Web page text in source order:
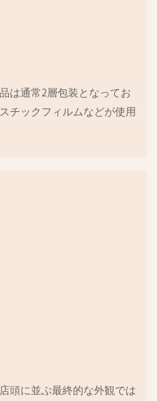
は通常2層包装となってお
チックフィルムなどが使用
頭に並ぶ最終的な外観では